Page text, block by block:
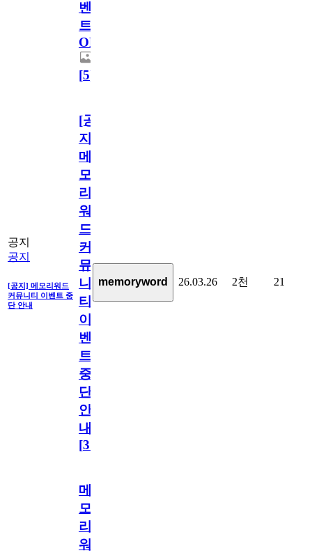
벤
트
OPEN!
[5]
공지
공지
[공지] 메모리워드
커뮤니티 이벤트 중
단 안내
[공
지]
메
모
리
워
드
커
뮤
니
티
이
벤
트
중
단
안
내
[31
memoryword 26.03.26 2천 21
메
모
리
워